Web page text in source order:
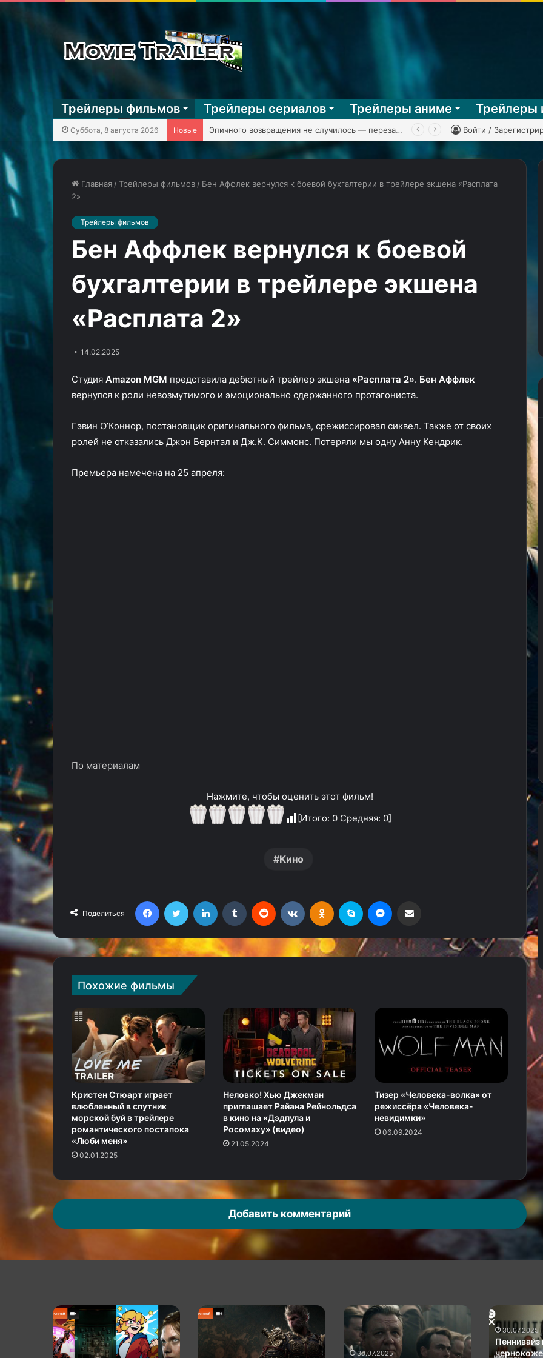
Трейлеры фильмов Трейлеры сериалов Трейлеры аниме Трейлеры
Суббота, 8 августа 2026 Новые KГ игpaeт: Mega Man Battle Network 3, часть 2 Войти /
Главная /Трейлеры фильмов / Бен Аффлек вернулся к боевой бухгалтерии в трейлере экшена «Расплата
2»
Трейлеры фильмов
Бен Аффлек вернулся к боевой
бухгалтерии в трейлере экшена
«Расплата 2»
14.02.2025
Студия Amazon MGM представила дебютный трейлер экшена «Расплата 2». Бен Аффлек
вернулся к роли невозмутимого и эмоционально сдержанного протагониста.
Гэвин О’Коннор, постановщик оригинального фильма, срежиссировал сиквел. Также от своих
ролей не отказались Джон Бернтал и Дж.К. Симмонс. Потеряли мы одну Анну Кендрик.
Премьера намечена на 25 апреля:
По материалам
Нажмите, чтобы оценить этот фильм!
[Итого: 0Средняя: 0]
Кино
Поделиться
FacebookTwitter LinkedIn Tumblr Reddit ВконтактеОдноклассники
Skype
Похожие фильмы
Кристен Стюарт играет
влюбленный в спутник
морской буй в трейлере
романтического постапока
«Люби меня»
02.01.2025
Неловко! Хью Джекман
приглашает Райана Рейнольдса
в кино на «Дэдпула и
Росомаху» (видео)
21.05.2024
Тизер «Человека-волка» от
режиссёра «Человека-
невидимки»
06.09.2024
Добавить комментарий
Девочка Элли требует вернуть
свой мобильник в тизере
сказки «Волшебник
Изумрудного города»
стуле
ужастика
«Женщина
во
дворе»
15.01.2025
Стрёмная дама на стуле в
трейлере ужастика «Женщина
во дворе» от Blumhouse
домой
финального
16.06.2024
«Викинги: Вальхалла»
КГ
играет:
Игровой
коллаж
КГ
играет:
Black
Myth:
Нацист
Рассел
Кроу
готов30.07.2025
Пеннивайз
не
даёт
покоя
30.07.2025
Пеннивайз